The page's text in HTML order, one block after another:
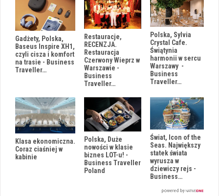
Gadżety, Polska,
Baseus Inspire XH1,
czyli cisza i komfort
na trasie - Business
Traveller…
Restauracje,
RECENZJA.
Restauracja
Czerwony Wieprz w
Warszawie -
Business
Traveller…
Polska, Sylvia
Crystal Cafe.
Świątynia
harmonii w sercu
Warszawy -
Business
Traveller…
Klasa ekonomiczna.
Coraz ciaśniej w
kabinie
Polska, Duże
nowości w klasie
biznes LOT-u! -
Business Traveller
Poland
Świat, Icon of the
Seas. Największy
statek świata
wyrusza w
dziewiczy rejs -
Business…